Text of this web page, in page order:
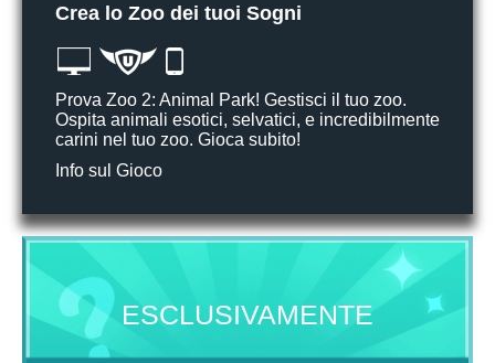
Crea lo Zoo dei tuoi Sogni
Prova Zoo 2: Animal Park! Gestisci il tuo zoo.
Ospita animali esotici, selvatici, e incredibilmente
carini nel tuo zoo. Gioca subito!
Info sul Gioco
ESCLUSIVAMENTE